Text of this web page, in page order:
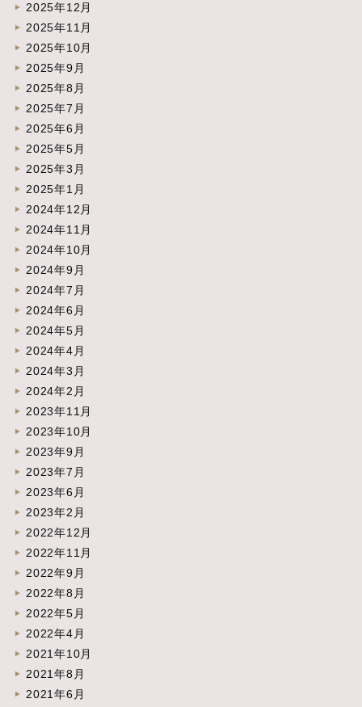
2025年12月
2025年11月
2025年10月
2025年9月
2025年8月
2025年7月
2025年6月
2025年5月
2025年3月
2025年1月
2024年12月
2024年11月
2024年10月
2024年9月
2024年7月
2024年6月
2024年5月
2024年4月
2024年3月
2024年2月
2023年11月
2023年10月
2023年9月
2023年7月
2023年6月
2023年2月
2022年12月
2022年11月
2022年9月
2022年8月
2022年5月
2022年4月
2021年10月
2021年8月
2021年6月